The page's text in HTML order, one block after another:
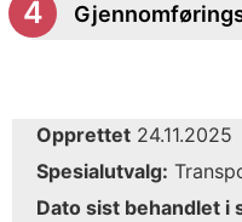
Opprettet 24.11.2025
Spesialutvalg:
Dato sist behandlet i